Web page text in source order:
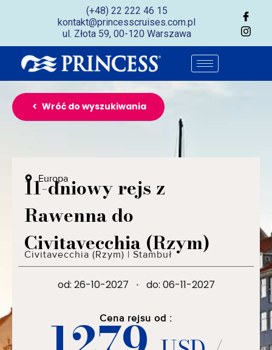
(+48) 22 222 46 15
kontakt@princesscruises.com.pl
ul. Złota 59, 00-120 Warszawa
Wróć do wyszukiwania
Europa
11-dniowy rejs z
Rawenna do
Civitavecchia (Rzym)
Civitavecchia (Rzym) | Stambuł
od: 26-10-2027 · do: 06-11-2027
Cena rejsu od :